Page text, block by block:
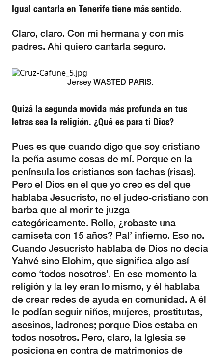
Igual cantarla en Tenerife tiene más sentido.
Claro, claro. Con mi hermana y con mis
padres. Ahí quiero cantarla seguro.
Jersey WASTED PARIS.
Quizá la segunda movida más profunda en tus
letras sea la religión. ¿Qué es para ti Dios?
Pues es que cuando digo que soy cristiano
la peña asume cosas de mí. Porque en la
península los cristianos son fachas (risas).
Pero el Dios en el que yo creo es del que
hablaba Jesucristo, no el judeo-cristiano con
barba que al morir te juzga
categóricamente. Rollo, ¿robaste una
camiseta con 15 años? Pal’ infierno. Eso no.
Cuando Jesucristo hablaba de Dios no decía
Yahvé sino Elohim, que significa algo así
como ‘todos nosotros’. En ese momento la
religión y la ley eran lo mismo, y él hablaba
de crear redes de ayuda en comunidad. A él
le podían seguir niños, mujeres, prostitutas,
asesinos, ladrones; porque Dios estaba en
todos nosotros. Pero, claro, la Iglesia se
posiciona en contra de matrimonios de